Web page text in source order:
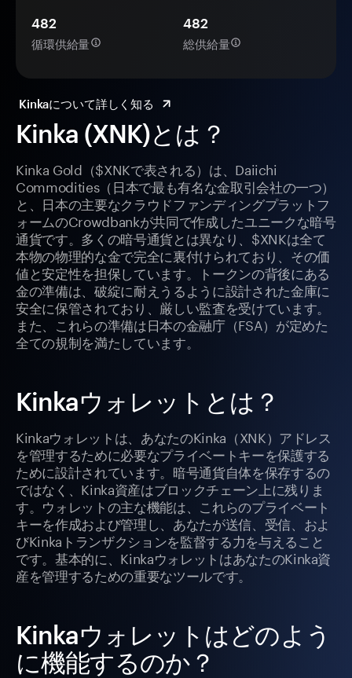
Kinka (XNK)とは？
Kinka Gold（$XNKで表される）は、Daiichi
Commodities（日本で最も有名な金取引会社の一つ）
と、日本の主要なクラウドファンディングプラットフ
ォームのCrowdbankが共同で作成したユニークな暗号
通貨です。多くの暗号通貨とは異なり、$XNKは全て
本物の物理的な金で完全に裏付けられており、その価
値と安定性を担保しています。トークンの背後にある
金の準備は、破綻に耐えうるように設計された金庫に
安全に保管されており、厳しい監査を受けています。
また、これらの準備は日本の金融庁（FSA）が定めた
全ての規制を満たしています。
Kinkaウォレットとは？
Kinkaウォレットは、あなたのKinka（XNK）アドレス
を管理するために必要なプライベートキーを保護する
ために設計されています。暗号通貨自体を保存するの
ではなく、Kinka資産はブロックチェーン上に残りま
す。ウォレットの主な機能は、これらのプライベート
キーを作成および管理し、あなたが送信、受信、およ
びKinkaトランザクションを監督する力を与えること
です。基本的に、KinkaウォレットはあなたのKinka資
産を管理するための重要なツールです。
Kinkaウォレットはどのよう
に機能するのか？
482
循環供給量
482
総供給量
Kinkaについて詳しく知る